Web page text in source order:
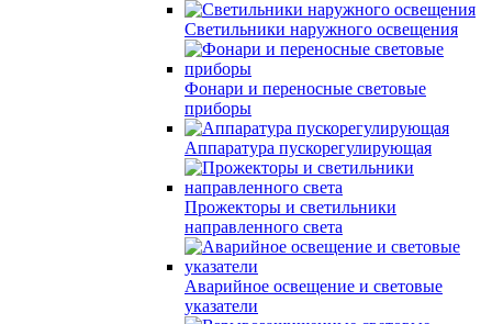
Светильники наружного освещения
Фонари и переносные световые
приборы
Аппаратура пускорегулирующая
Прожекторы и светильники
направленного света
Аварийное освещение и световые
указатели